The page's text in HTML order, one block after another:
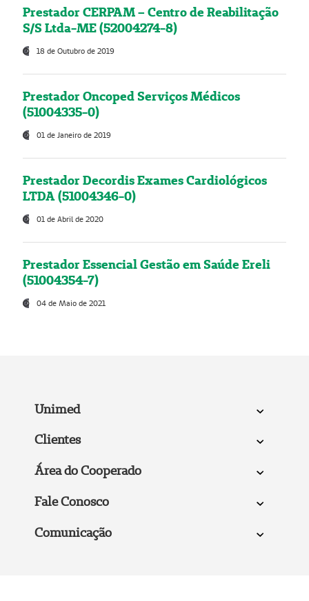
Prestador CERPAM – Centro de Reabilitação
S/S Ltda-ME (52004274-8)
18 de Outubro de 2019
Prestador Oncoped Serviços Médicos
(51004335-0)
01 de Janeiro de 2019
Prestador Decordis Exames Cardiológicos
LTDA (51004346-0)
01 de Abril de 2020
Prestador Essencial Gestão em Saúde Ereli
(51004354-7)
04 de Maio de 2021
Unimed
Clientes
Área do Cooperado
Fale Conosco
Comunicação